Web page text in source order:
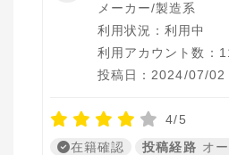
メーカー/製造系
利用状況：利用中
利用アカウント数：
投稿日：2024/07/02
4/5
在籍確認
投稿経路 オ